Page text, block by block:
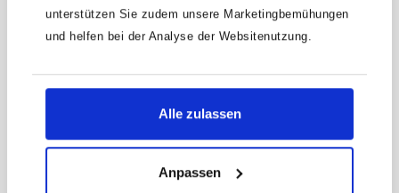
unterstützen Sie zudem unsere Marketingbemühungen
und helfen bei der Analyse der Websitenutzung.
Alle zulassen
Anpassen
fehlerhafte Ersatzteile oder deren
unsachgemäßer Einbau können zu
sämtliche Garantie-, Service-,
gegen den Hersteller oder seine